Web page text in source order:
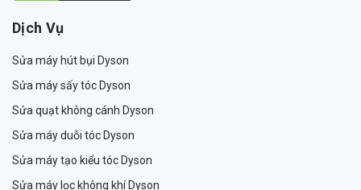
Dịch Vụ
Sửa máy hút bụi Dyson
Sửa máy sấy tóc Dyson
Sửa quạt không cánh Dyson
Sửa máy duỗi tóc Dyson
Sửa máy tạo kiểu tóc Dyson
Sửa máy lọc không khí Dyson